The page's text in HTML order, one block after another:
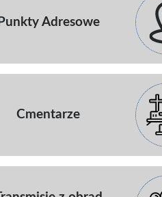
Punkty Adresowe
Cmentarze